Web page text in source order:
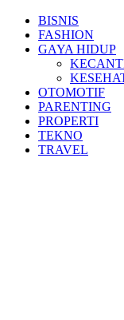
BISNIS
FASHION
GAYA HIDUP
OTOMOTIF
PARENTING
PROPERTI
TEKNO
TRAVEL